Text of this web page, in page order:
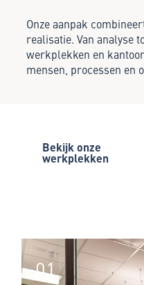
Onze aanpak
realisatie. Van analyse
werkplekken en
mensen, processen en
Bekijkonze
werkplekken
01